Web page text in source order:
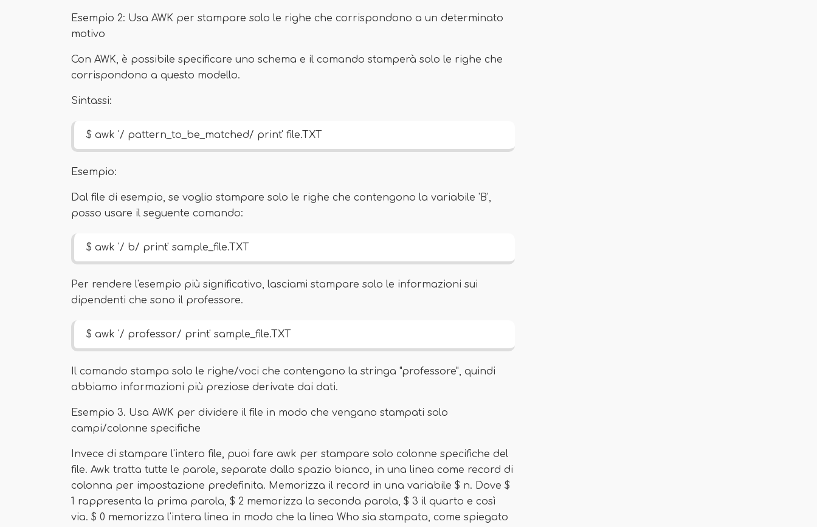
Esempio 2: Usa AWK per stampare solo le righe che corrispondono a un determinato
motivo
Con AWK, è possibile specificare uno schema e il comando stamperà solo le righe che
corrispondono a questo modello.
Sintassi:
$ awk '/ pattern_to_be_matched/ print' file.TXT
Esempio:
Dal file di esempio, se voglio stampare solo le righe che contengono la variabile 'B',
posso usare il seguente comando:
$ awk '/ b/ print' sample_file.TXT
Per rendere l'esempio più significativo, lasciami stampare solo le informazioni sui
dipendenti che sono il professore.
$ awk '/ professor/ print' sample_file.TXT
Il comando stampa solo le righe/voci che contengono la stringa "professore", quindi
abbiamo informazioni più preziose derivate dai dati.
Esempio 3. Usa AWK per dividere il file in modo che vengano stampati solo
campi/colonne specifiche
Invece di stampare l'intero file, puoi fare awk per stampare solo colonne specifiche del
file. Awk tratta tutte le parole, separate dallo spazio bianco, in una linea come record di
colonna per impostazione predefinita. Memorizza il record in una variabile $ n. Dove $
1 rappresenta la prima parola, $ 2 memorizza la seconda parola, $ 3 il quarto e così
via. $ 0 memorizza l'intera linea in modo che la linea Who sia stampata, come spiegato